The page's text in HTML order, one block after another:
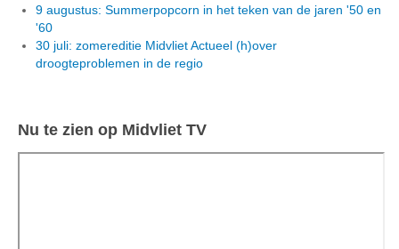
9 augustus: Summerpopcorn in het teken van de jaren '50 en
'60
30 juli: zomereditie Midvliet Actueel (h)over
droogteproblemen in de regio
Nu te zien op Midvliet TV